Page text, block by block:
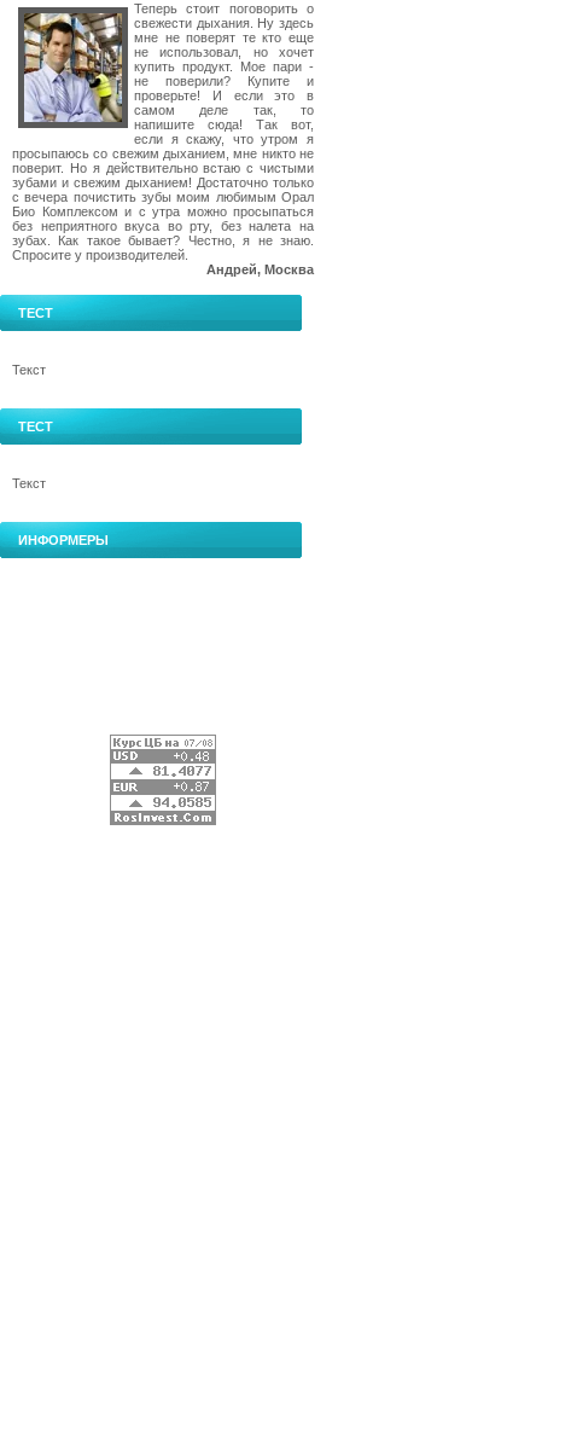
Теперь стоит поговорить о
свежести дыхания. Ну здесь
мне не поверят те кто еще
не использовал, но хочет
купить продукт. Мое пари -
не поверили? Купите и
проверьте! И если это в
самом деле так, то
напишите сюда! Так вот,
если я скажу, что утром я
просыпаюсь со свежим дыханием, мне никто не
поверит. Но я действительно встаю с чистыми
зубами и свежим дыханием! Достаточно только
с вечера почистить зубы моим любимым Орал
Био Комплексом и с утра можно просыпаться
без неприятного вкуса во рту, без налета на
зубах. Как такое бывает? Честно, я не знаю.
Спросите у производителей.
Андрей, Москва
ТЕСТ
Текст
ТЕСТ
Текст
ИНФОРМЕРЫ